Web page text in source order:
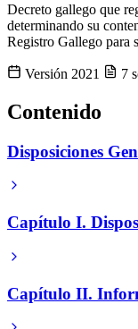
Decreto gallego que
determinando su
Registro Gallego para
Versión 2021 7
Contenido
Disposiciones
Capítulo I.
Capítulo II.